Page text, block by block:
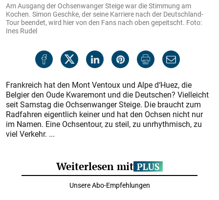
Am Ausgang der Ochsenwanger Steige war die Stimmung am
Kochen. Simon Geschke, der seine Karriere nach der Deutschland-
Tour beendet, wird hier von den Fans nach oben gepeitscht. Foto:
Ines Rudel
Frankreich hat den Mont Ventoux und Alpe d‘Huez, die
Belgier den Oude Kwaremont und die Deutschen? Vielleicht
seit Samstag die Ochsenwanger Steige. Die braucht zum
Radfahren eigentlich keiner und hat den Ochsen nicht nur
im Namen. Eine Ochsentour, zu steil, zu unrhythmisch, zu
viel Verkehr. ...